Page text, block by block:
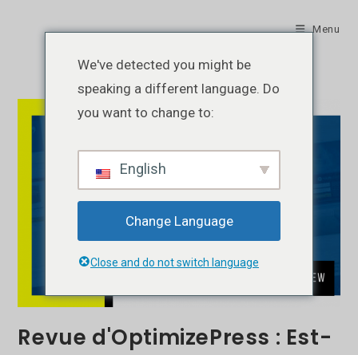
Menu
Revue d'OptimizePress : Est-
We've detected you might be
speaking a different language. Do
you want to change to:
English
Change Language
Close and do not switch language